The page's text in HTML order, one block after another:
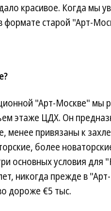
красивое. Когда мы
формате старой "Арт-
"Арт-Москве" мы
этаже ЦДХ. Он
менее привязаны к
более
основных условия для
никогда прежде в
дороже €5 тыс.